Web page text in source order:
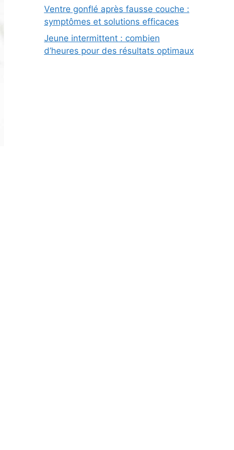
Ventre gonflé après fausse couche :
symptômes et solutions efficaces
Jeune intermittent : combien
d’heures pour des résultats optimaux